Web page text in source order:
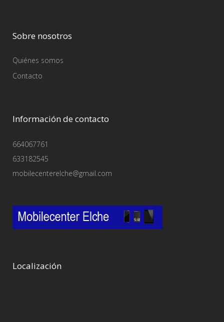
Sobre nosotros
Quiénes somos
Contacto
Información de contacto
664067761
633182545
mobilecenterelche@gmail.com
Localización